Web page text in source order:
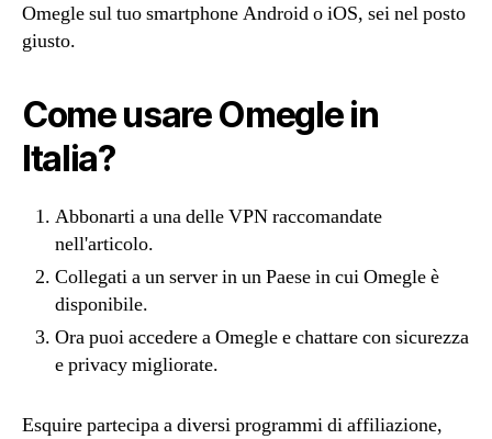
Omegle sul tuo smartphone Android o iOS, sei nel posto
giusto.
Come usare Omegle in
Italia?
Abbonarti a una delle VPN raccomandate
nell'articolo.
Collegati a un server in un Paese in cui Omegle è
disponibile.
Ora puoi accedere a Omegle e chattare con sicurezza
e privacy migliorate.
Esquire partecipa a diversi programmi di affiliazione,